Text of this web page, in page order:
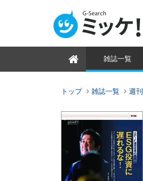
雑誌一覧
トップ 雑誌一覧 週